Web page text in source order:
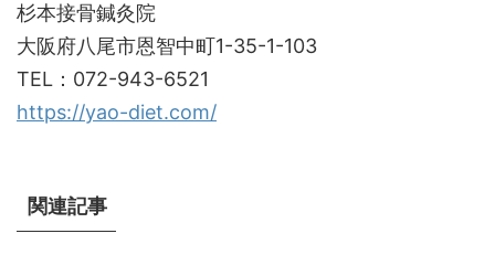
杉本接骨鍼灸院
大阪府八尾市恩智中町1-35-1-103
TEL：072-943-6521
https://yao-diet.com/
関連記事